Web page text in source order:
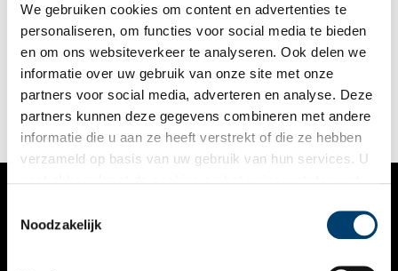
We gebruiken cookies om content en advertenties te
personaliseren, om functies voor social media te bieden
en om ons websiteverkeer te analyseren. Ook delen we
informatie over uw gebruik van onze site met onze
partners voor social media, adverteren en analyse. Deze
partners kunnen deze gegevens combineren met andere
informatie die u aan ze heeft verstrekt of die ze hebben
verzameld op basis van uw gebruik van hun services. U
Noodzakelijk
Welke plaats vind jij het meest kenmerkend voor Noord-
Holland? ‘Ik woon aan de Munnikenweg. Dat mag je wel een
bijzondere plek noemen.’ Guus Breebaart-Beuse heeft gelijk.
Want wie woont er aan een weg die eeuwen geleden door
Floris V is aangelegd en waar de graaf dwangburchten liet
bouwen?
VERHALEN